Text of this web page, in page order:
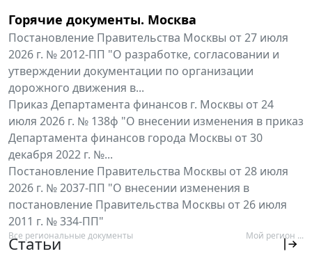
Горячие документы. Москва
Постановление Правительства Москвы от 27 июля
2026 г. № 2012-ПП "О разработке, согласовании и
утверждении документации по организации
дорожного движения в...
Приказ Департамента финансов г. Москвы от 24
июля 2026 г. № 138ф "О внесении изменения в приказ
Департамента финансов города Москвы от 30
декабря 2022 г. №...
Постановление Правительства Москвы от 28 июля
2026 г. № 2037-ПП "О внесении изменения в
постановление Правительства Москвы от 26 июля
2011 г. № 334-ПП"
Все региональные документы Мой регион ...
Статьи